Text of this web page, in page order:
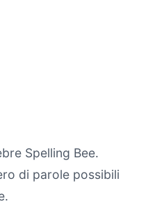
Spelling Bee.
di parole possibili